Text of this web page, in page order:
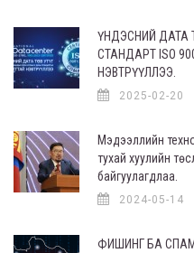
ҮНДЭСНИЙ ДАТА
СТАНДАРТ ISO
НЭВТРҮҮЛЛЭЭ.
2025-02-20
Мэдээллийн
тухай хуулийн
байгуулагдлаа.
2024-05-14
ФИШИНГ БА СПАМ